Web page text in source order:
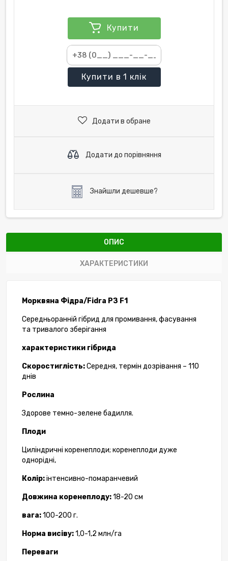
Купити
Купити в 1 клік
Додати в обране
Додати до порівняння
Знайшли дешевше?
ОПИС
ХАРАКТЕРИСТИКИ
Морквяна Фідра/Fidra РЗ F1
Середньоранній гібрид для промивання, фасування
та тривалого зберігання
характеристики гібрида
Скоростиглість:Середня, термін дозрівання – 110
днів
Рослина
Здорове темно-зелене бадилля.
Плоди
Циліндричні коренеплоди; коренеплоди дуже
однорідні,
Колір:інтенсивно-помаранчевий
Довжина коренеплоду:18-20 см
вага:100-200 г.
Норма висіву:1,0-1,2 млн/га
Переваги